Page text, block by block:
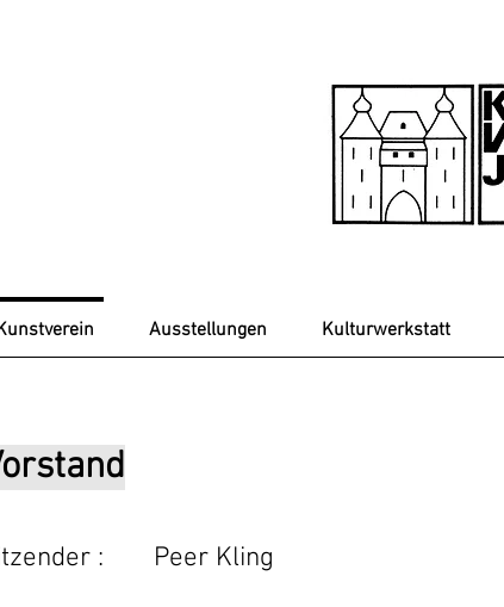
Ausstellungen Kulturwerkstatt
: Peer Kling